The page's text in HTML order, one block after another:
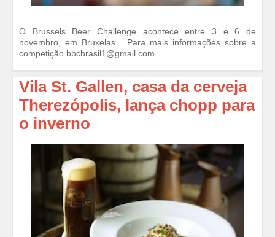
O Brussels Beer Challenge acontece entre 3 e 6 de
novembro, em Bruxelas. Para mais informações sobre a
competição bbcbrasil1@gmail.com.
Vila St. Gallen, casa da cerveja
Therezópolis, lança chopp para
o inverno